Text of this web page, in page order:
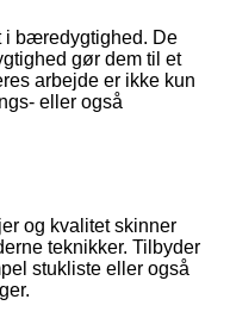
i bæredygtighed. De
gør dem til et
arbejde er ikke kun
eller også
og kvalitet skinner
teknikker. Tilbyder
stukliste eller også